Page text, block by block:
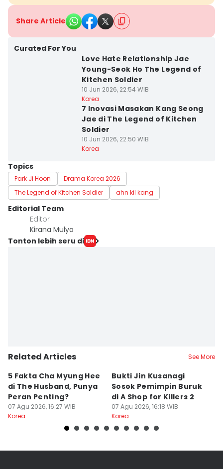
Share Article
Curated For You
Love Hate Relationship Jae
Young-Seok Ho The Legend of
Kitchen Soldier
10 Jun 2026, 22:54 WIB
Korea
7 Inovasi Masakan Kang Seong
Jae di The Legend of Kitchen
Soldier
10 Jun 2026, 22:50 WIB
Korea
Topics
Park Ji Hoon
Drama Korea 2026
The Legend of Kitchen Soldier
ahn kil kang
Editorial Team
Editor
Kirana Mulya
Tonton lebih seru di
Related Articles See More
5 Fakta Cha Myung Hee
di The Husband, Punya
Peran Penting?
07 Agu 2026, 16:27 WIB
Korea
Bukti Jin Kusanagi
Sosok Pemimpin Buruk
di A Shop for Killers 2
07 Agu 2026, 16:18 WIB
Korea